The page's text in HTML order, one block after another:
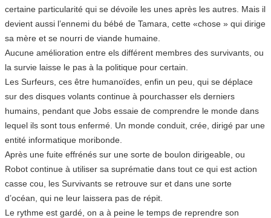
certaine particularité qui se dévoile les unes après les autres. Mais il
devient aussi l’ennemi du bébé de Tamara, cette «chose » qui dirige
sa mère et se nourri de viande humaine.
Aucune amélioration entre els différent membres des survivants, ou
la survie laisse le pas à la politique pour certain.
Les Surfeurs, ces être humanoïdes, enfin un peu, qui se déplace
sur des disques volants continue à pourchasser els derniers
humains, pendant que Jobs essaie de comprendre le monde dans
lequel ils sont tous enfermé. Un monde conduit, crée, dirigé par une
entité informatique moribonde.
Après une fuite effrénés sur une sorte de boulon dirigeable, ou
Robot continue à utiliser sa suprématie dans tout ce qui est action
casse cou, les Survivants se retrouve sur et dans une sorte
d’océan, qui ne leur laissera pas de répit.
Le rythme est gardé, on a à peine le temps de reprendre son